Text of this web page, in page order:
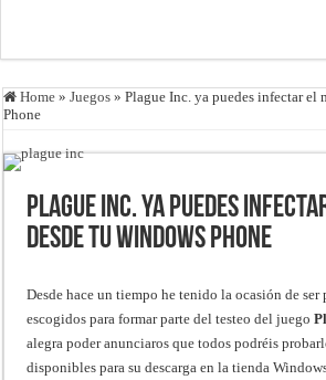
Home » Juegos » Plague Inc. ya puedes infectar el
Phone
Plague Inc. ya puedes
desde tu Windows Phone
Desde hace un tiempo he tenido la ocasión de ser
escogidos para formar parte del testeo del juego
alegra poder anunciaros que todos podréis
disponibles para su descarga en la tienda